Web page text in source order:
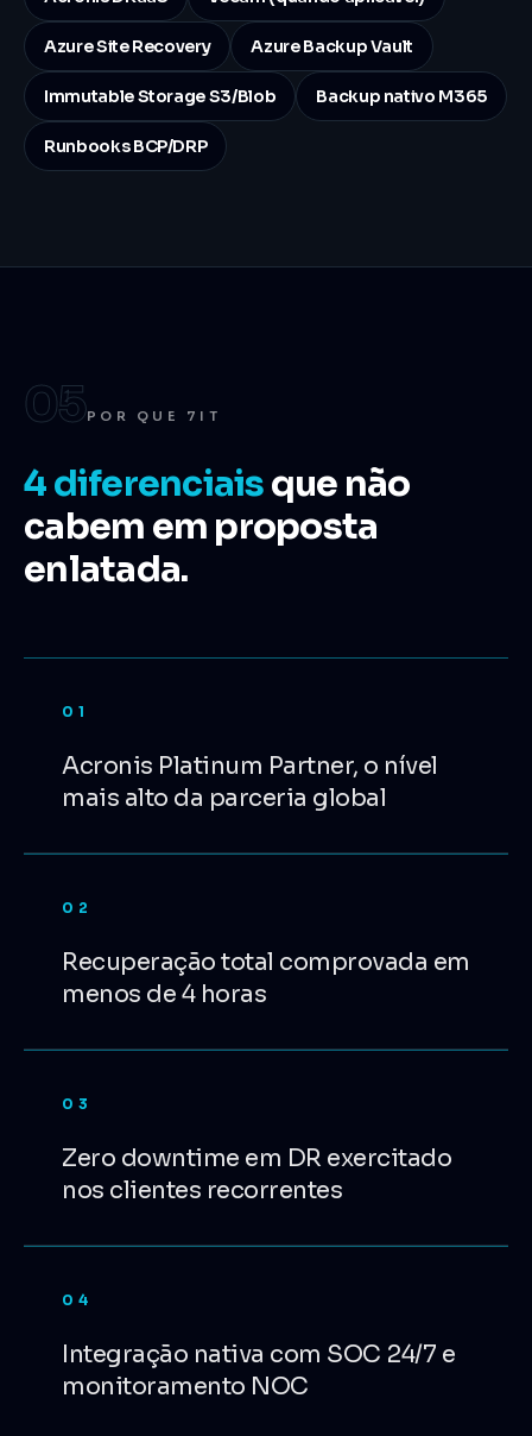
Azure Site Recovery Azure Backup Vault
Immutable Storage S3/Blob Backup nativo M365
Runbooks BCP/DRP
05POR QUE 7IT
4diferenciaisque não
cabem em proposta
enlatada.
01
Acronis Platinum Partner, o nível
mais alto da parceria global
02
Recuperação total comprovada em
menos de 4 horas
03
Zero downtime em DR exercitado
nos clientes recorrentes
04
Integração nativa com SOC 24/7 e
monitoramento NOC